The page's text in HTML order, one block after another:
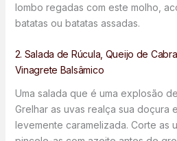
lombo regadas com este molho,
batatas ou batatas assadas.
2. Salada de Rúcula, Queijo de
Vinagrete Balsâmico
Uma salada que é uma explosão
Grelhar as uvas realça sua doçura
levemente caramelizada. Corte as